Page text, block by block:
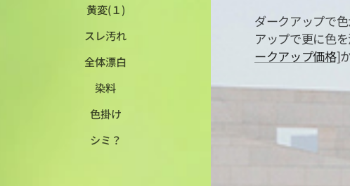
黄変(１)
スレ汚れ
全体漂白
染料
色掛け
シミ？
ダークアップで
アップで更に色
ークアップ価格]